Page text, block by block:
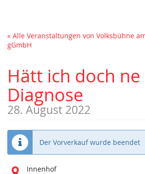
« Alle Veranstaltungen von Volksbühne
gGmbH
Hätt ich doch ne
Diagnose
28. August 2022
Der Vorverkauf wurde beendet
Wo
Innenhof